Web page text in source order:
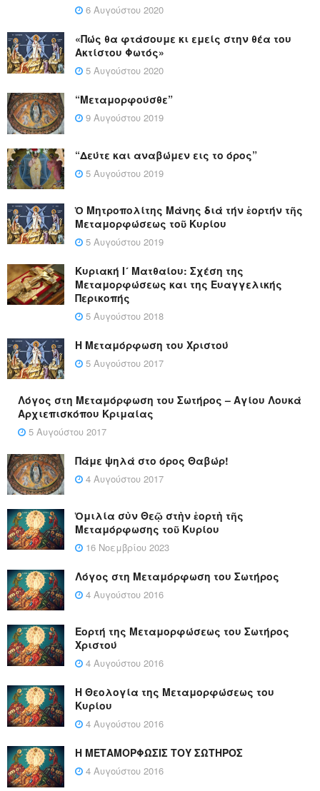
6 Αυγούστου 2020
«Πώς θα φτάσουμε κι εμείς στην θέα του
Ακτίστου Φωτός»
5 Αυγούστου 2020
“Μεταμορφούσθε”
9 Αυγούστου 2019
“Δεύτε και αναβώμεν εις το όρος”
5 Αυγούστου 2019
Ὁ Μητροπολίτης Μάνης διά τήν ἑορτήν τῆς
Μεταμορφώσεως τοῦ Κυρίου
5 Αυγούστου 2019
Κυριακή Ι´ Ματθαίου: Σχέση της
Μεταμορφώσεως και της Ευαγγελικής
Περικοπής
5 Αυγούστου 2018
Η Μεταμόρφωση του Χριστού
5 Αυγούστου 2017
Λόγος στη Μεταμόρφωση του Σωτήρος – Αγίου Λουκά
Αρχιεπισκόπου Κριμαίας
5 Αυγούστου 2017
Πάμε ψηλά στο όρος Θαβώρ!
4 Αυγούστου 2017
Ὁμιλία σὺν Θεῷ στὴν ἑορτὴ τῆς
Μεταμόρφωσης τοῦ Κυρίου
16 Νοεμβρίου 2023
Λόγος στη Μεταμόρφωση του Σωτήρος
4 Αυγούστου 2016
Εορτή της Μεταμορφώσεως του Σωτήρος
Χριστού
4 Αυγούστου 2016
Η Θεολογία της Μεταμορφώσεως του
Κυρίου
4 Αυγούστου 2016
Η ΜΕΤΑΜΟΡΦΩΣΙΣ ΤΟΥ ΣΩΤΗΡΟΣ
4 Αυγούστου 2016